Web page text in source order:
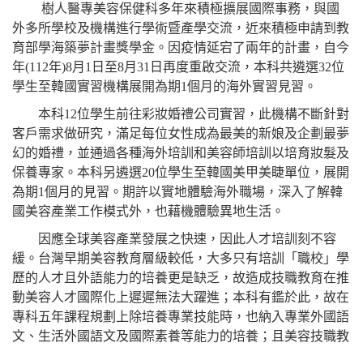
樹人醫專美容保健科多年來積極擴展國際事務，與國
外多所學校及機構進行學術暨產學交流，近來積極申請到教
育部學海築夢計畫獎學金。因疫情延宕了兩年的計畫，自今
年(112年)8月 1 日至8月 31 日再度重啟交流，本科共遴選32位
學生至韓國實習機構展開為期1個月的海外實習見習。
本科12位學生前往彩妝婚禮公司實習，此機構不斷針對
客戶需求做研究，滿足每位女性成為最美的新娘及企劃最夢
幻的婚禮，並通過各種海外培訓和美容師培訓以培育妝髮及
保養專家。本科另遴選20位學生至韓國美甲美睫單位，展開
為期1個月的見習。期許以實地體驗海外職場，深入了解韓
國美容產業工作模式外，也藉機體驗異地生活。
因應全球美容產業發展之快速，因此人才培訓刻不容
緩。台灣早期美容教育層級較低，大多只有培訓「職校」學
歷的人才且外語能力的培養更是缺乏，故造成技職教育在推
動美容人才國際化上遲遲無法大躍進；本科有鑑於此，故在
專科五年課程規劃上除培養專業技能時，也納入專業外國語
文、生活外國語文及國際素養等能力的培養；且美容技職教